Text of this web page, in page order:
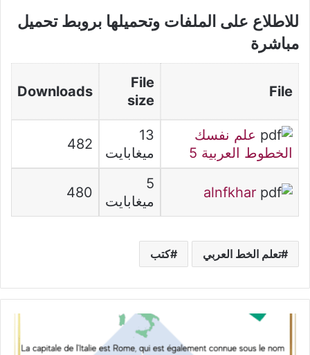
للاطلاع على الملفات وتحميلها بروبط تحميل
مباشرة
File
File
size
Downloads
علم نفسك
الخطوط العربية 5
13
ميغابايت
482
alnfkhar
5
ميغابايت
480
تعلم الخط العربي كتب
Découvrons
pays